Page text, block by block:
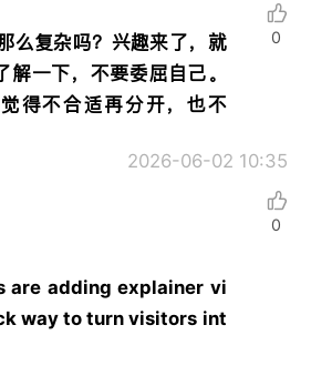
么复杂吗？兴趣来了，就
解一下，不要委屈自己。
得不合适再分开，也不
2026-06-02 10:35
0
are adding explainer vi
way to turn visitors int
0